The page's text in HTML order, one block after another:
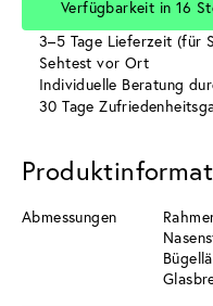
Verfügbarkeit in 16
3–5 Tage Lieferzeit (für
Sehtest vor Ort
Individuelle Beratung
30 Tage
Abmessungen